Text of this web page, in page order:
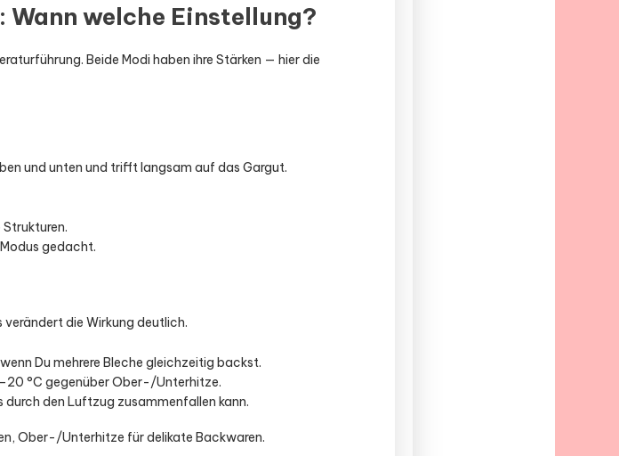
welche Einstellung?
Beide Modi haben ihre Stärken — hier die
und unten und trifft langsam auf das Gargut.
gedacht.
die Wirkung deutlich.
Du mehrere Bleche gleichzeitig backst.
°C gegenüber Ober-/Unterhitze.
den Luftzug zusammenfallen kann.
Ober-/Unterhitze für delikate Backwaren.